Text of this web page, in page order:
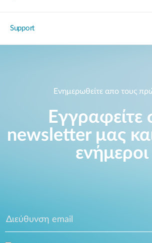
Support
Ενημερωθείτε απο τους
Εγγραφείτε
newsletter μας
ενήμεροι